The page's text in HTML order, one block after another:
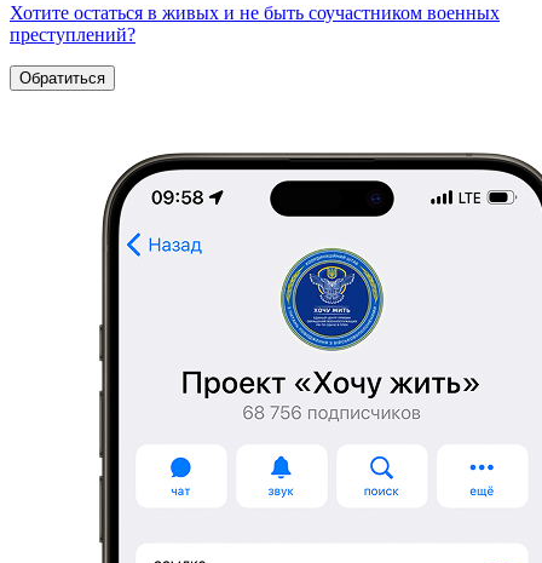
Хотите остаться в живых и не быть соучастником военных
преступлений?
Обратиться